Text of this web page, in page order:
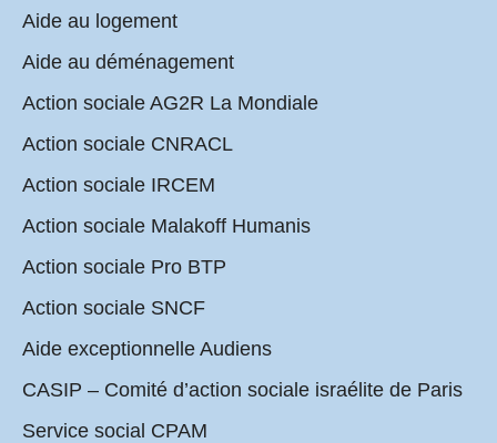
Aide au logement
Aide au déménagement
Action sociale AG2R La Mondiale
Action sociale CNRACL
Action sociale IRCEM
Action sociale Malakoff Humanis
Action sociale Pro BTP
Action sociale SNCF
Aide exceptionnelle Audiens
CASIP – Comité d’action sociale israélite de Paris
Service social CPAM